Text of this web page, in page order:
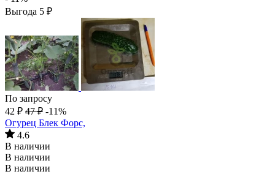
Выгода 5 ₽
По запросу
42 ₽ 47 ₽ -11%
Огурец Блек Форс,
4.6
В наличии
В наличии
В наличии